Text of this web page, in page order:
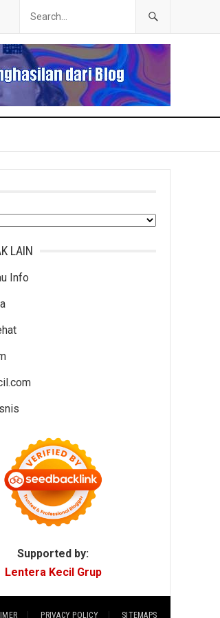
LAIN
Info
Supported by:
Lentera Kecil Grup
PRIVACY POLICY SITEMAPS